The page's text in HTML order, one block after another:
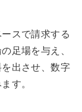
スで請求する
足場を与え、
出させ、数字
す。